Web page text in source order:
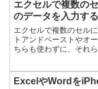
エクセルで複数の
のデータを入力す
エクセルで複数のセル
トアンドペーストやオ
ちらも使わずに、それ
ExcelやWordを